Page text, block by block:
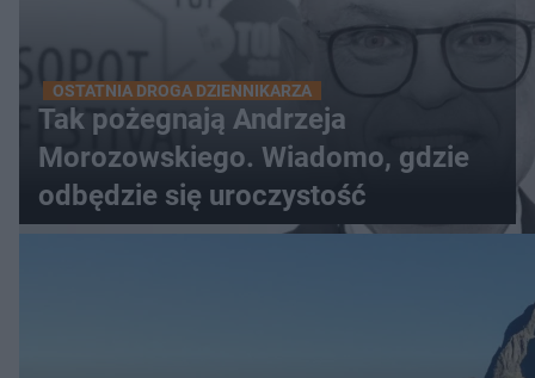
OSTATNIA DROGA DZIENNIKARZA
Tak pożegnają Andrzeja
Morozowskiego. Wiadomo, gdzie
odbędzie się uroczystość